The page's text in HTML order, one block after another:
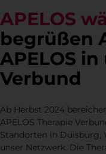
APELOS
begrüßen
APELOS
Verbund
Ab Herbst 2024
APELOS Therapie
Standorten in Duisburg,
unser Netzwerk. Die